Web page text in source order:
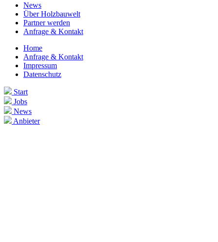
News
Über Holzbauwelt
Partner werden
Anfrage & Kontakt
Home
Anfrage & Kontakt
Impressum
Datenschutz
Start
Jobs
News
Anbieter